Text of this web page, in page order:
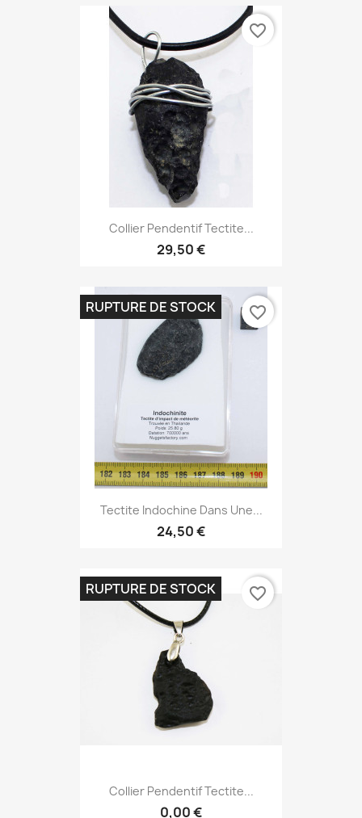
Collier Pendentif Tectite...
29,50 €
favorite_border
Tectite Indochine Dans Une...
24,50 €
RUPTURE DE STOCK favorite_border
Collier Pendentif Tectite...
0,00 €
RUPTURE DE STOCK favorite_border